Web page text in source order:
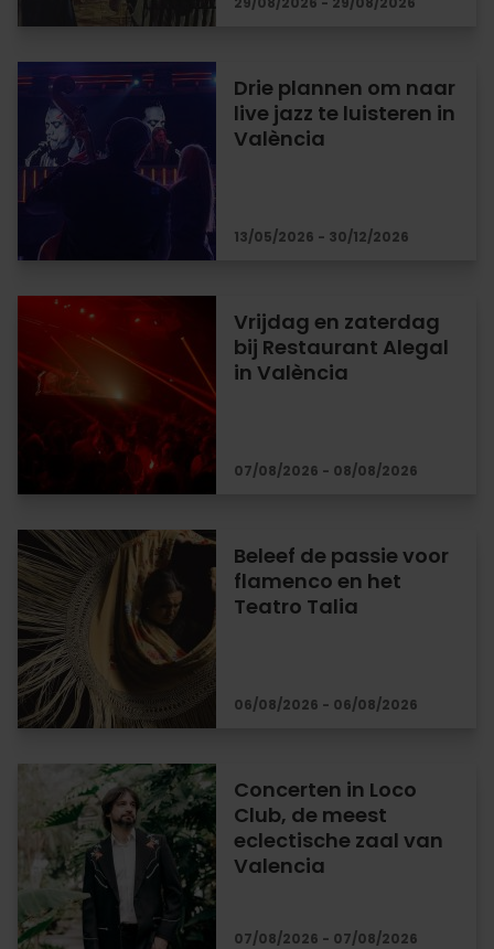
Drie plannen om naar
live jazz te luisteren in
València
13/05/2026 - 30/12/2026
Vrijdag en zaterdag
bij Restaurant Alegal
in València
07/08/2026 - 08/08/2026
Beleef de passie voor
flamenco en het
Teatro Talia
06/08/2026 - 06/08/2026
Concerten in Loco
Club, de meest
eclectische zaal van
Valencia
07/08/2026 - 07/08/2026